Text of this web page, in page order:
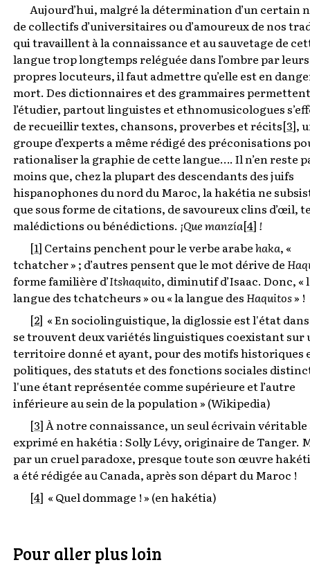
Aujourd’hui, malgré la détermination d’un certain
de collectifs d’universitaires ou d’amoureux de nos
qui travaillent à la connaissance et au sauvetage de
langue trop longtemps reléguée dans l’ombre par leurs
propres locuteurs, il faut admettre qu’elle est en
mort. Des dictionnaires et des grammaires
l’étudier, partout linguistes et ethnomusicologues
de recueillir textes, chansons, proverbes et récits[3],
groupe d’experts a même rédigé des préconisations
rationaliser la graphie de cette langue…. Il n’en reste
moins que, chez la plupart des descendants des juifs
hispanophones du nord du Maroc, la hakétia ne
que sous forme de citations, de savoureux clins d’œil,
malédictions ou bénédictions. ¡Que manzía[4] !
[1] Certains penchent pour le verbe arabehaka, «
tchatcher » ; d’autres pensent que le mot dérive de
forme familière d’Itshaquito, diminutif d’Isaac. Donc, «
langue des tchatcheurs » ou « la langue des Haquitos» !
[2] « En sociolinguistique, la diglossie est l'état
se trouvent deux variétés linguistiques coexistant sur
territoire donné et ayant, pour des motifs historiques
politiques, des statuts et des fonctions sociales
l'une étant représentée comme supérieure et l’autre
inférieure au sein de la population » (Wikipedia)
[3]À notre connaissance, un seul écrivain véritable
exprimé en hakétia : Solly Lévy, originaire de Tanger.
par un cruel paradoxe, presque toute son œuvre
a été rédigée au Canada, après son départ du Maroc !
[4] « Quel dommage ! » (en hakétia)
Pour aller plus loin